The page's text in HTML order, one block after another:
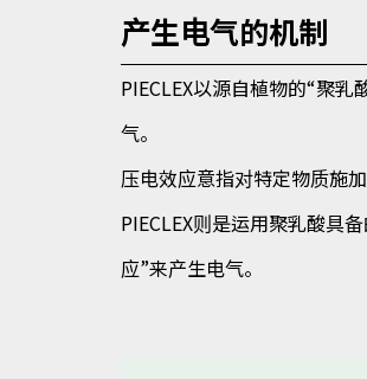
产生电气的机制
PIECLEX以源自植物的“聚
气。
压电效应意指对特定物质施
PIECLEX则是运用聚乳酸具
应”来产生电气。